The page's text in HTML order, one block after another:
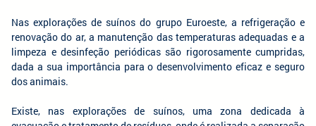
Nas explorações de suínos do grupo Euroeste, a refrigeração e
renovação do ar, a manutenção das temperaturas adequadas e a
limpeza e desinfeção periódicas são rigorosamente cumpridas,
dada a sua importância para o desenvolvimento eficaz e seguro
dos animais.
Existe, nas explorações de suínos, uma zona dedicada à